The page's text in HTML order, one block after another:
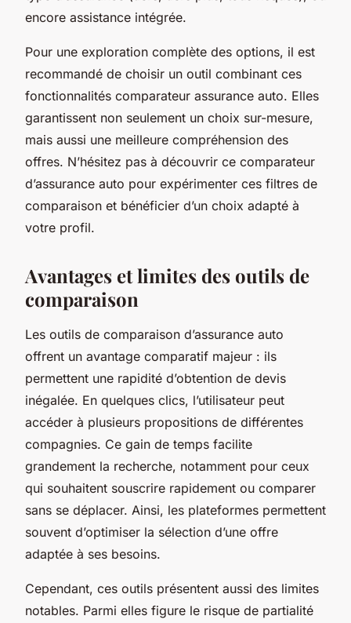
encore assistance intégrée.
Pour une exploration complète des options, il est
recommandé de choisir un outil combinant ces
fonctionnalités comparateur assurance auto. Elles
garantissent non seulement un choix sur-mesure,
mais aussi une meilleure compréhension des
offres. N’hésitez pas à découvrir ce comparateur
d’assurance auto pour expérimenter ces filtres de
comparaison et bénéficier d’un choix adapté à
votre profil.
Avantages et limites des outils de
comparaison
Les outils de comparaison d’assurance auto
offrent un avantage comparatif majeur : ils
permettent une rapidité d’obtention de devis
inégalée. En quelques clics, l’utilisateur peut
accéder à plusieurs propositions de différentes
compagnies. Ce gain de temps facilite
grandement la recherche, notamment pour ceux
qui souhaitent souscrire rapidement ou comparer
sans se déplacer. Ainsi, les plateformes permettent
souvent d’optimiser la sélection d’une offre
adaptée à ses besoins.
Cependant, ces outils présentent aussi des limites
notables. Parmi elles figure le risque de partialité